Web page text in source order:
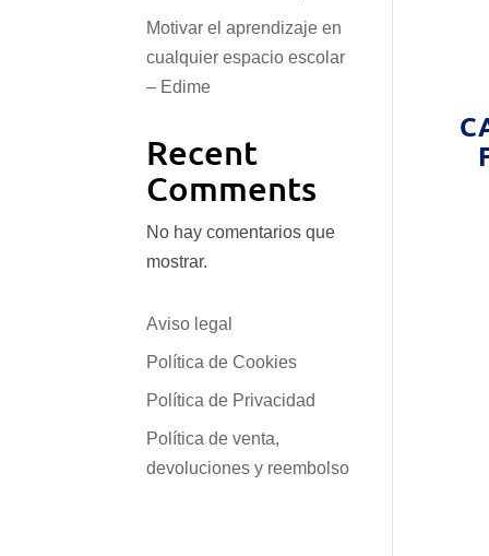
Motivar el aprendizaje en
cualquier espacio escolar
– Edime
Recent
Comments
No hay comentarios que
mostrar.
Aviso legal
Política de Cookies
Política de Privacidad
Política de venta,
devoluciones y reembolso